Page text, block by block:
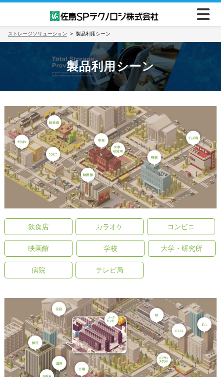
ストレージソリューション 製品利用シーン
製品利用シーン
飲食店 カラオケ コンビニ
映画館 学校 大学・研究所
病院 テレビ局